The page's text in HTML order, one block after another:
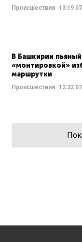
Происшествия 13:19
В Башкирии
«монтировкой»
маршрутки
Происшествия 12:32